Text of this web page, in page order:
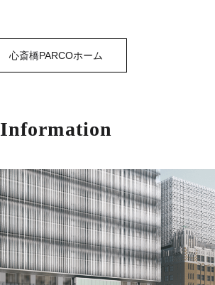
心斎橋PARCOホーム
Information